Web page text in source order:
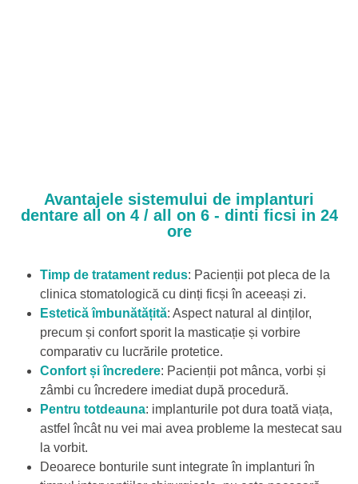
Avantajele sistemului de implanturi
dentare all on 4 / all on 6 - dinti ficsi in 24
ore
Timp de tratament redus: Pacienții pot pleca de la
clinica stomatologică cu dinți ficși în aceeași zi.
Estetică îmbunătățită: Aspect natural al dinților,
precum și confort sporit la masticație și vorbire
comparativ cu lucrările protetice.
Confort și încredere: Pacienții pot mânca, vorbi și
zâmbi cu încredere imediat după procedură.
Pentru totdeauna: implanturile pot dura toată viața,
astfel încât nu vei mai avea probleme la mestecat sau
la vorbit.
Deoarece bonturile sunt integrate în implanturi în